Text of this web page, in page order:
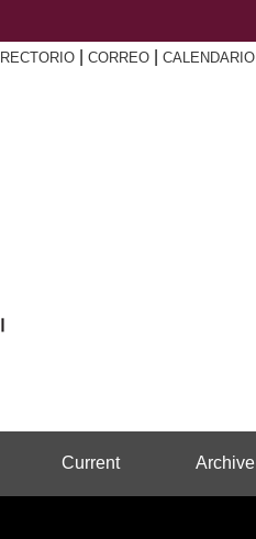
CORREO CALENDARIO
Current Archive